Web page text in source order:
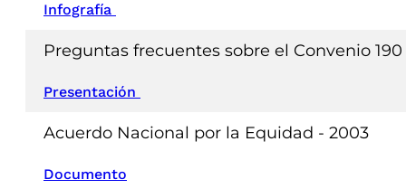
Infografía
Preguntas frecuentes sobre el Convenio
Presentación
Acuerdo Nacional por la Equidad - 2003
Documento